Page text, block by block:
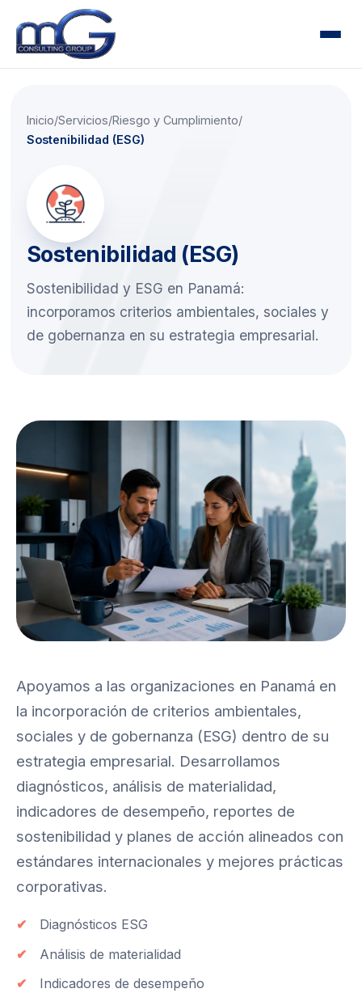
Servicios▾
Impuestos
Contabilidad
Consultoría Financiera
Riesgo y Cumplimiento
Capital Humano y Nómina
Capacitaciones
Inicio/Servicios/Riesgo y Cumplimiento/
Sostenibilidad (ESG)
Sostenibilidad (ESG)
Sostenibilidad y ESG en Panamá:
incorporamos criterios ambientales, sociales y
de gobernanza en su estrategia empresarial.
Apoyamos a las organizaciones en Panamá en
la incorporación de criterios ambientales,
sociales y de gobernanza (ESG) dentro de su
estrategia empresarial. Desarrollamos
diagnósticos, análisis de materialidad,
indicadores de desempeño, reportes de
sostenibilidad y planes de acción alineados con
estándares internacionales y mejores prácticas
corporativas.
Diagnósticos ESG
Análisis de materialidad
Indicadores de desempeño